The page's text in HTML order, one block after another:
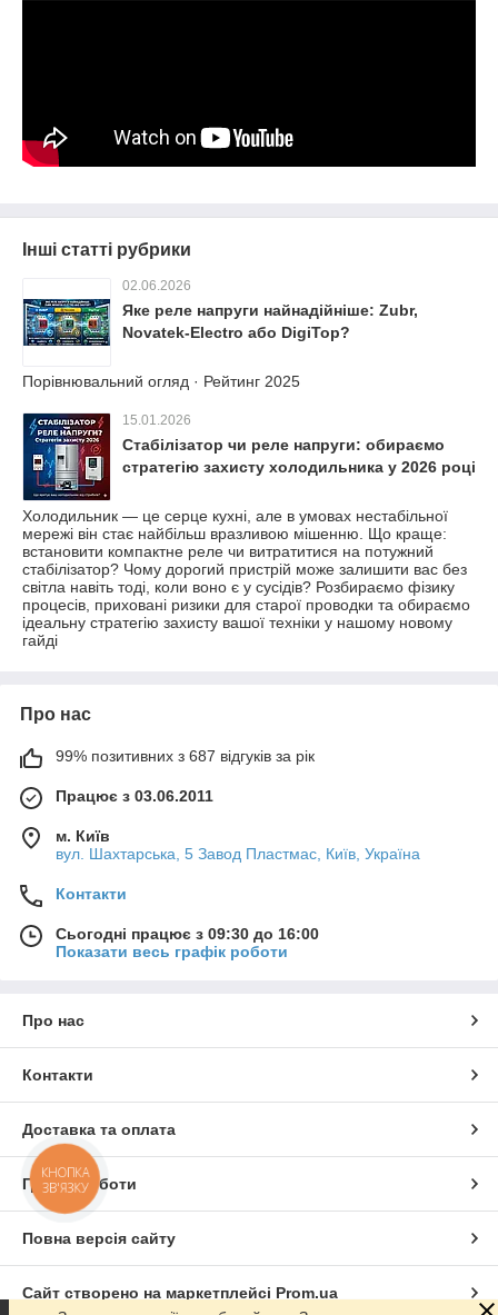
Інші статті рубрики
02.06.2026
Яке реле напруги найнадійніше: Zubr,
Novatek-Electro або DigiTop?
Порівнювальний огляд · Рейтинг 2025
15.01.2026
Стабілізатор чи реле напруги: обираємо
стратегію захисту холодильника у 2026 році
Холодильник — це серце кухні, але в умовах нестабільної
мережі він стає найбільш вразливою мішенню. Що краще:
встановити компактне реле чи витратитися на потужний
стабілізатор? Чому дорогий пристрій може залишити вас без
світла навіть тоді, коли воно є у сусідів? Розбираємо фізику
процесів, приховані ризики для старої проводки та обираємо
ідеальну стратегію захисту вашої техніки у нашому новому
гайді
Про нас
99% позитивних з 687 відгуків за рік
Працює з 03.06.2011
м. Київ
вул. Шахтарська, 5 Завод Пластмас, Київ, Україна
Контакти
Сьогодні працює з 09:30 до 16:00
Показати весь графік роботи
Про нас
Контакти
Доставка та оплата
Графік роботи
Повна версія сайту
Сайт створено на маркетплейсі Prom.ua
КНОПКА
ЗВ'ЯЗКУ